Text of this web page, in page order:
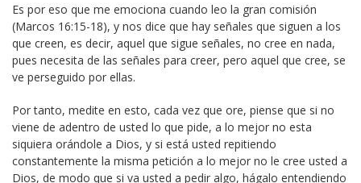
Es por eso que me emociona cuando leo la gran comisión
(Marcos 16:15-18), y nos dice que hay señales que siguen a los
que creen, es decir, aquel que sigue señales, no cree en nada,
pues necesita de las señales para creer, pero aquel que cree, se
ve perseguido por ellas.
Por tanto, medite en esto, cada vez que ore, piense que si no
viene de adentro de usted lo que pide, a lo mejor no esta
siquiera orándole a Dios, y si está usted repitiendo
constantemente la misma petición a lo mejor no le cree usted a
Dios, de modo que si va usted a pedir algo, hágalo entendiendo